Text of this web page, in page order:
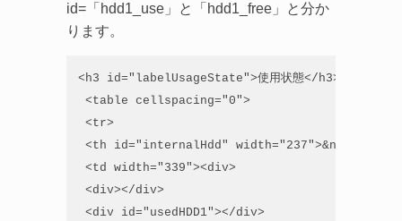
id=「hdd1_use」と「hdd1_free」と分か
ります。
<h3 id="labelUsageState">使用状態</h3>
<table cellspacing="0">
<tr>
<th id="internalHdd" width="237">&nbsp;</th>
<td width="339"><div>
<div></div>
<div id="usedHDD1"></div>